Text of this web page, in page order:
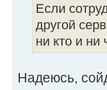
Если
другой
ни кто и ни
Надеюсь,